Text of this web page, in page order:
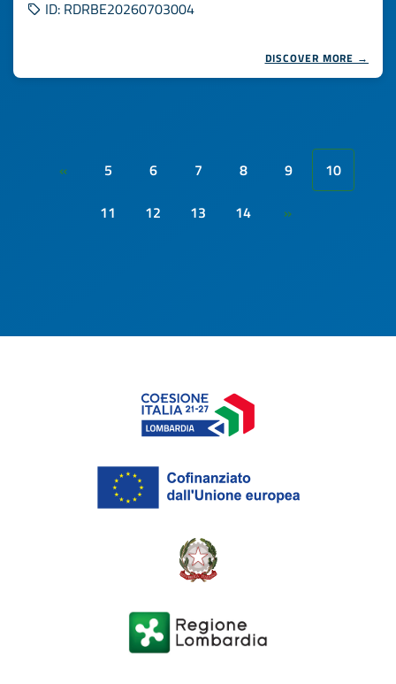
ID: RDRBE20260703004
DISCOVER MORE →
« 5 6 7 8 9
10
11
12 13 14 »